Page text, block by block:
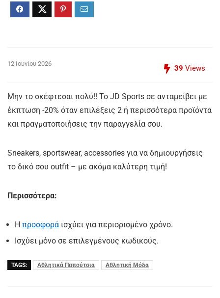
12 Ιουνίου 2026
39 Views
Μην το σκέφτεσαι πολύ!! Το JD Sports σε ανταμείβει με
έκπτωση -20% όταν επιλέξεις 2 ή περισσότερα προϊόντα
και πραγματοποιήσεις την παραγγελία σου.
Sneakers, sportswear, accessories για να δημιουργήσεις
το δικό σου outfit – με ακόμα καλύτερη τιμή!
Περισσότερα:
Η προσφορά ισχύει για περιορισμένο χρόνο.
Ισχύει μόνο σε επιλεγμένους κωδικούς.
TAGS: Αθλητικά Παπούτσια Αθλητική Μόδα